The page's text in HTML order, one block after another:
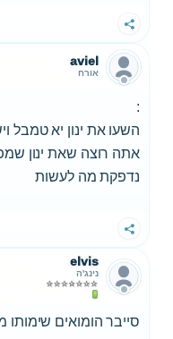
שתף
aviel
אורח
:
השעו את ינון יא
אתה רוצה שאת ינון
נדפקת מה לעשות
שתף
elvis
נינג'ה
סייבר הומואים